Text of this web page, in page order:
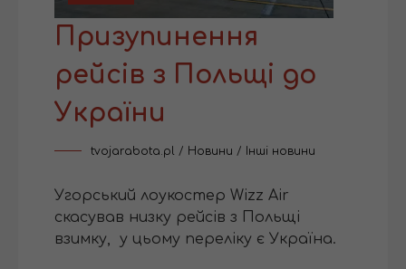
Призупинення
рейсів з Польщі до
України
tvojarabota.pl / Новини / Інші новини
Угорський лоукостер Wizz Air
скасував низку рейсів з Польщі
взимку, у цьому переліку є Україна.